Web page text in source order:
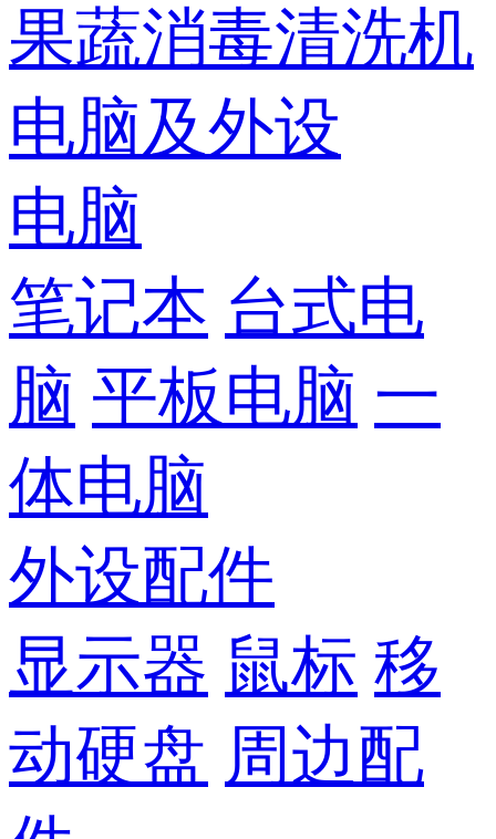
果蔬消毒清洗机
电脑及外设
电脑
笔记本 台式电
脑 平板电脑 一
体电脑
外设配件
显示器 鼠标 移
动硬盘 周边配